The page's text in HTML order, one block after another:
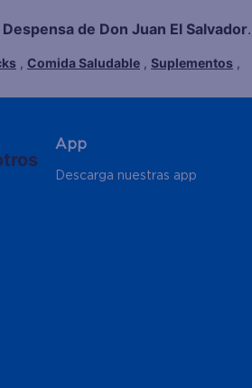
Despensa de Don Juan El Salvador.
, Comida Saludable , Suplementos ,
App
Descarga nuestras app